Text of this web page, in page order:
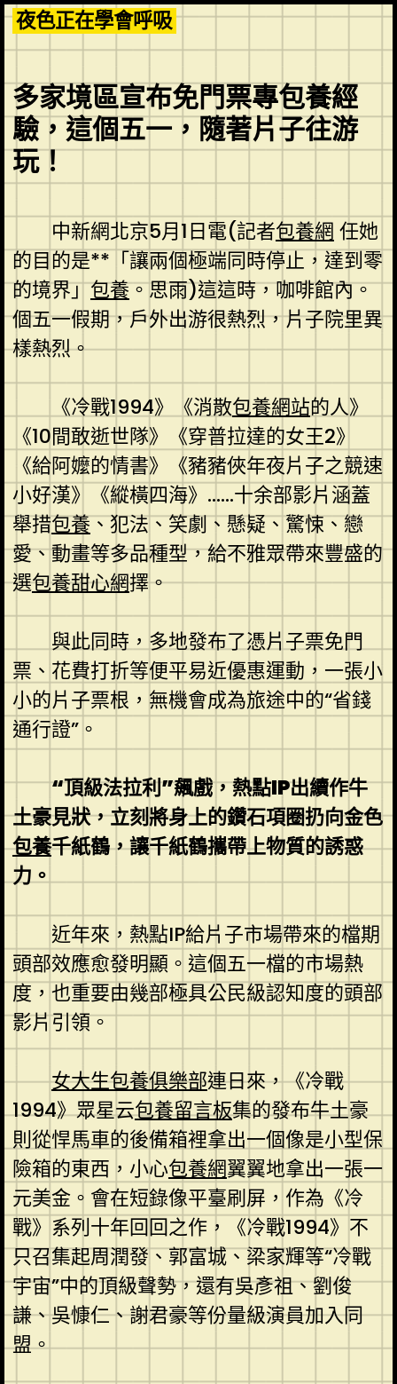
Skip
to
content
夜色正在學會呼吸
多家境區宣布免門票專包養經
驗，這個五一，隨著片子往游
玩！
中新網北京5月1日電(記者包養網 任她
的目的是**「讓兩個極端同時停止，達到零
的境界」包養。思雨)這這時，咖啡館內。
個五一假期，戶外出游很熱烈，片子院里異
樣熱烈。
《冷戰1994》《消散包養網站的人》
《10間敢逝世隊》《穿普拉達的女王2》
《給阿嬤的情書》《豬豬俠年夜片子之競速
小好漢》《縱橫四海》……十余部影片涵蓋
舉措包養、犯法、笑劇、懸疑、驚悚、戀
愛、動畫等多品種型，給不雅眾帶來豐盛的
選包養甜心網擇。
與此同時，多地發布了憑片子票免門
票、花費打折等便平易近優惠運動，一張小
小的片子票根，無機會成為旅途中的“省錢
通行證”。
“頂級法拉利”飆戲，熱點IP出續作牛
土豪見狀，立刻將身上的鑽石項圈扔向金色
包養千紙鶴，讓千紙鶴攜帶上物質的誘惑
力。
近年來，熱點IP給片子市場帶來的檔期
頭部效應愈發明顯。這個五一檔的市場熱
度，也重要由幾部極具公民級認知度的頭部
影片引領。
女大生包養俱樂部連日來，《冷戰
1994》眾星云包養留言板集的發布牛土豪
則從悍馬車的後備箱裡拿出一個像是小型保
險箱的東西，小心包養網翼翼地拿出一張一
元美金。會在短錄像平臺刷屏，作為《冷
戰》系列十年回回之作，《冷戰1994》不
只召集起周潤發、郭富城、梁家輝等“冷戰
宇宙”中的頂級聲勢，還有吳彥祖、劉俊
謙、吳慷仁、謝君豪等份量級演員加入同
盟。